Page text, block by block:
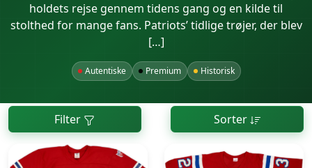
holdets rejse gennem tidens gang og en kilde til
stolthed for mange fans. Patriots’ tidlige trøjer, der blev
[…]
Autentiske Premium Historisk
Filter Sorter